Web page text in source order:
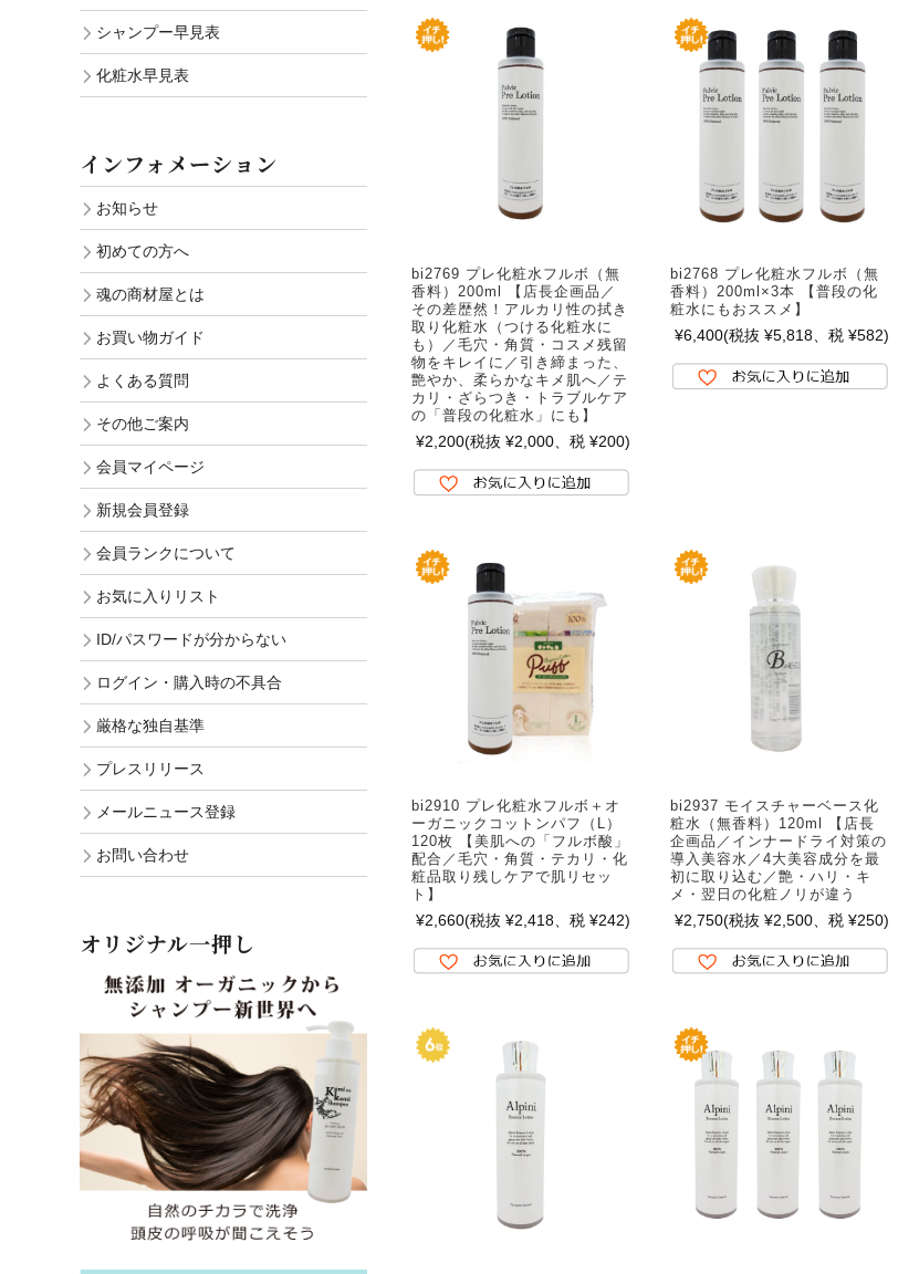
bi2769 プレ化粧水フルボ（無
香料）200ml 【店長企画品／
その差歴然！アルカリ性の拭き
取り化粧水（つける化粧水に
も）／毛穴・角質・コスメ残留
物をキレイに／引き締まった、
艶やか、柔らかなキメ肌へ／テ
カリ・ざらつき・トラブルケア
の「普段の化粧水」にも】
¥2,200(税抜 ¥2,000、税 ¥200)
bi2768 プレ化粧水フルボ（無
香料）200ml×3本 【普段の化
粧水にもおススメ】
¥6,400(税抜 ¥5,818、税 ¥582)
bi2910 プレ化粧水フルボ＋オ
ーガニックコットンパフ（L）
120枚 【美肌への「フルボ酸」
配合／毛穴・角質・テカリ・化
粧品取り残しケアで肌リセッ
ト】
¥2,660(税抜 ¥2,418、税 ¥242)
bi2937 モイスチャーベース化
粧水（無香料）120ml 【店長
企画品／インナードライ対策の
導入美容水／4大美容成分を最
初に取り込む／艶・ハリ・キ
メ・翌日の化粧ノリが違う
¥2,750(税抜 ¥2,500、税 ¥250)
シャンプー早見表
化粧水早見表
インフォメーション
お知らせ
初めての方へ
魂の商材屋とは
お買い物ガイド
よくある質問
その他ご案内
会員マイページ
新規会員登録
会員ランクについて
お気に入りリスト
ID/パスワードが分からない
ログイン・購入時の不具合
厳格な独自基準
プレスリリース
メールニュース登録
お問い合わせ
オリジナル一押し